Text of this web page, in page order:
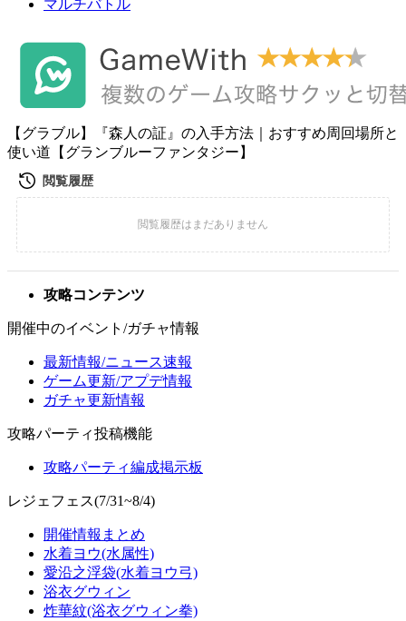
マルチバトル
【グラブル】『森人の証』の入手方法｜おすすめ周回場所と
使い道【グランブルーファンタジー】
攻略コンテンツ
開催中のイベント/ガチャ情報
最新情報/ニュース速報
ゲーム更新/アプデ情報
ガチャ更新情報
攻略パーティ投稿機能
攻略パーティ編成掲示板
レジェフェス(7/31~8/4)
開催情報まとめ
水着ヨウ(水属性)
愛沿之浮袋(水着ヨウ弓)
浴衣グウィン
炸華紋(浴衣グウィン拳)